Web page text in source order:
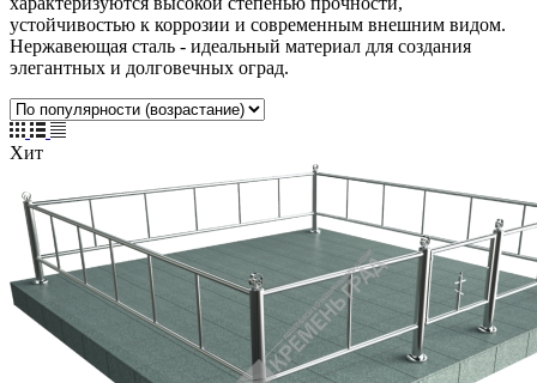
устойчивостью к коррозии и современным внешним видом.
Нержавеющая сталь - идеальный материал для создания
элегантных и долговечных оград.
Хит